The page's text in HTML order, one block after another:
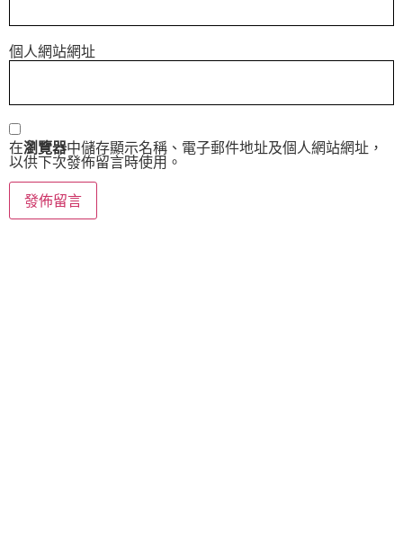
個人網站網址
在瀏覽器中儲存顯示名稱、電子郵件地址及個人網站網址，
以供下次發佈留言時使用。